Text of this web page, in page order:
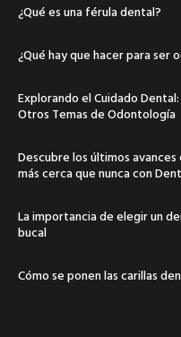
¿Qué es una férula dental?
¿Qué hay que hacer para ser
Explorando el Cuidado
Otros Temas de Odontología
Descubre los últimos
más cerca que nunca con
La importancia de elegir un
bucal
Cómo se ponen las carillas